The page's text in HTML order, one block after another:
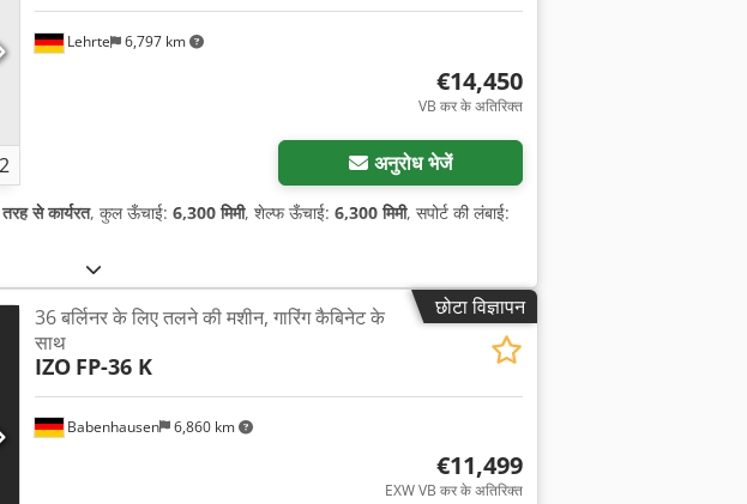
Lehrte 6,797 km
€14,450
VB कर के अतिरिक्त
अनुरोध भेजें
तरह से कार्यरत, कुल ऊँचाई: 6,300 मिमी, शेल्फ ऊँचाई: 6,300 मिमी, सपोर्ट की लंबाई:
छोटा विज्ञापन
Babenhausen 6,860 km
36 बर्लिनर के लिए तलने की मशीन, गारिंग कैबिनेट के
साथ
IZO FP-36 K
€11,499
EXW VB कर के अतिरिक्त